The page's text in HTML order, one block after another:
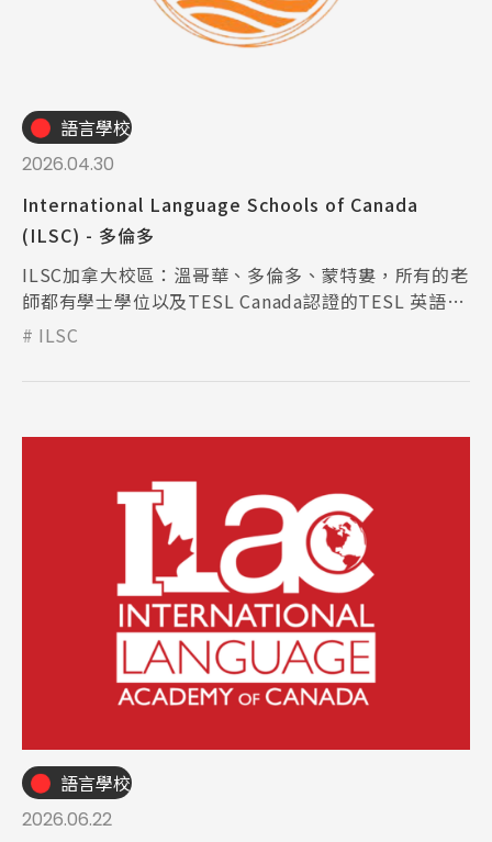
語言學校
2026.04.30
International Language Schools of Canada
(ILSC) - 多倫多
ILSC加拿大校區：溫哥華、多倫多、蒙特婁，所有的老
師都有學士學位以及TESL Canada認證的TESL 英語教
師證書。
ILSC
語言學校
2026.06.22